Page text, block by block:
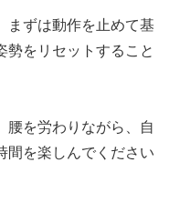
まずは動作を止めて基
勢をリセットすること
腰を労わりながら、自
間を楽しんでください